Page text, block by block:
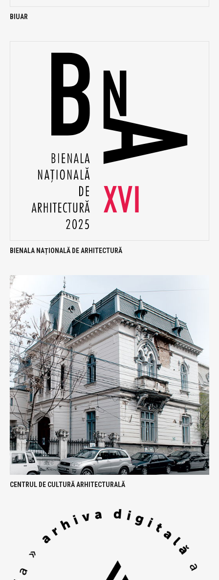
BIUAR
BIENALA NAȚIONALĂ DE ARHITECTURĂ
CENTRUL DE CULTURĂ ARHITECTURALĂ